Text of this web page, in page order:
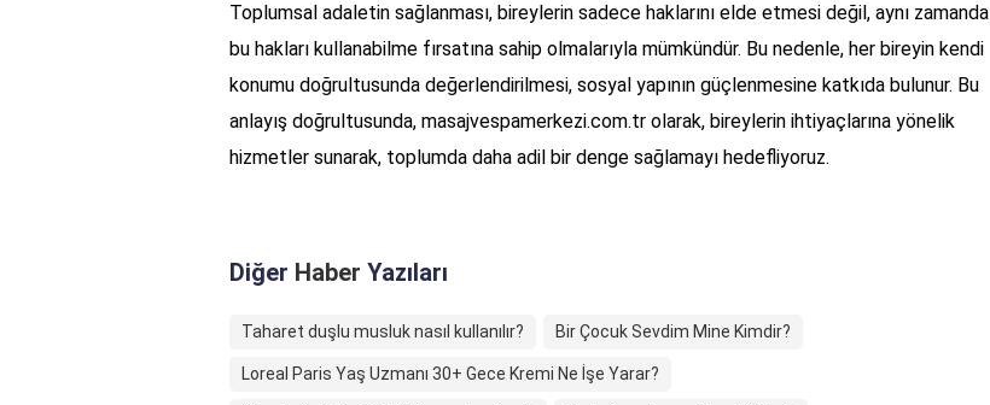
Toplumsal adaletin sağlanması, bireylerin sadece haklarını elde etmesi değil, aynı zamanda
bu hakları kullanabilme fırsatına sahip olmalarıyla mümkündür. Bu nedenle, her bireyin kendi
konumu doğrultusunda değerlendirilmesi, sosyal yapının güçlenmesine katkıda bulunur. Bu
anlayış doğrultusunda, masajvespamerkezi.com.tr olarak, bireylerin ihtiyaçlarına yönelik
hizmetler sunarak, toplumda daha adil bir denge sağlamayı hedefliyoruz.
Diğer Haber Yazıları
Taharet duşlu musluk nasıl kullanılır? Bir Çocuk Sevdim Mine Kimdir?
Loreal Paris Yaş Uzmanı 30+ Gece Kremi Ne İşe Yarar?